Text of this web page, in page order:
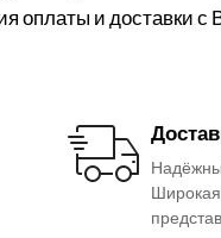
оплаты и доставки
Широкая